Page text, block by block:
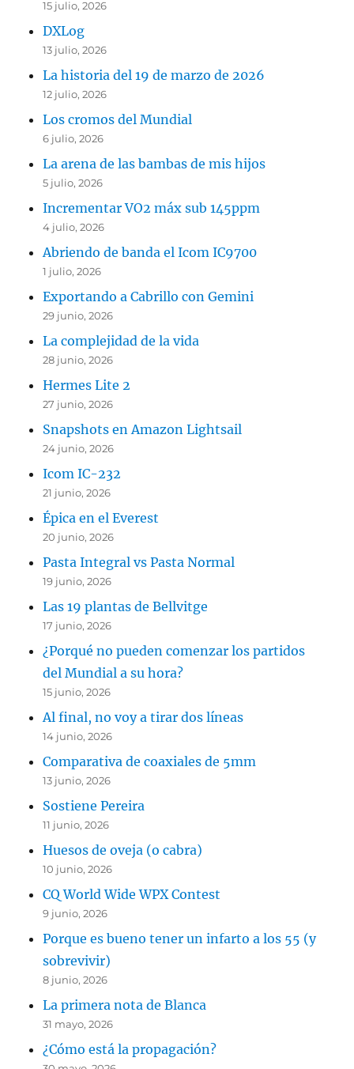
15 julio, 2026
DXLog
13 julio, 2026
La historia del 19 de marzo de 2026
12 julio, 2026
Los cromos del Mundial
6 julio, 2026
La arena de las bambas de mis hijos
5 julio, 2026
Incrementar VO2 máx sub 145ppm
4 julio, 2026
Abriendo de banda el Icom IC9700
1 julio, 2026
Exportando a Cabrillo con Gemini
29 junio, 2026
La complejidad de la vida
28 junio, 2026
Hermes Lite 2
27 junio, 2026
Snapshots en Amazon Lightsail
24 junio, 2026
Icom IC-232
21 junio, 2026
Épica en el Everest
20 junio, 2026
Pasta Integral vs Pasta Normal
19 junio, 2026
Las 19 plantas de Bellvitge
17 junio, 2026
¿Porqué no pueden comenzar los partidos
del Mundial a su hora?
15 junio, 2026
Al final, no voy a tirar dos líneas
14 junio, 2026
Comparativa de coaxiales de 5mm
13 junio, 2026
Sostiene Pereira
11 junio, 2026
Huesos de oveja (o cabra)
10 junio, 2026
CQ World Wide WPX Contest
9 junio, 2026
Porque es bueno tener un infarto a los 55 (y
sobrevivir)
8 junio, 2026
La primera nota de Blanca
31 mayo, 2026
¿Cómo está la propagación?